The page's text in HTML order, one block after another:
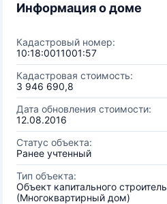
Информация о доме
Кадастровый номер:
10:18:0011001:57
Кадастровая стоимость:
3 946 690,8
Дата обновления стоимости:
12.08.2016
Статус объекта:
Ранее учтенный
Тип объекта:
Объект капитального
(Многоквартирный дом)